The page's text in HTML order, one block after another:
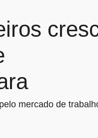
mercado de